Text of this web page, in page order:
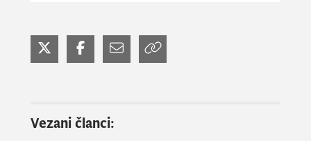
finansijski sistem
Milutin Simović
Odluku o dopuni Odluke o mreži
partnerstva, davalac usluga koji obezbjeđuje
Vezani članci: